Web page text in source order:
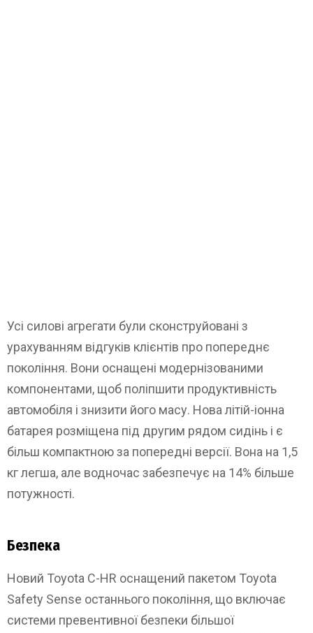
Усі силові агрегати були сконструйовані з
урахуванням відгуків клієнтів про попереднє
покоління. Вони оснащені модернізованими
компонентами, щоб поліпшити продуктивність
автомобіля і знизити його масу. Нова літій-іонна
батарея розміщена під другим рядом сидінь і є
більш компактною за попередні версії. Вона на 1,5
кг легша, але водночас забезпечує на 14% більше
потужності.
Безпека
Новий Toyota C-HR оснащений пакетом Toyota
Safety Sense останнього покоління, що включає
системи превентивної безпеки більшої